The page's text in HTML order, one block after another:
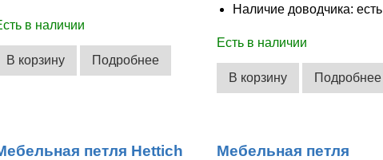
в наличии
В корзину Подробнее
Наличие доводчика: есть
Есть в наличии
В корзину Подробнее
петля Hettich
Мебельная петля